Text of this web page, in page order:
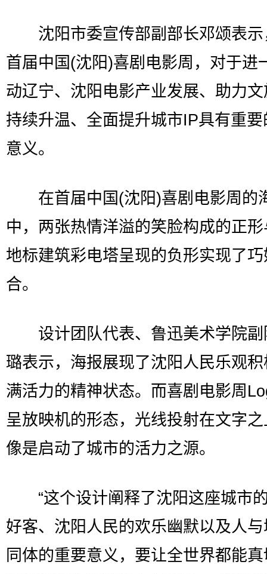
沈阳市委宣传部副部长邓颂表示
首届中国(沈阳)喜剧电影周，对于进
动辽宁、沈阳电影产业发展、助力
持续升温、全面提升城市IP具有重
意义。
在首届中国(沈阳)喜剧电影周的
中，两张热情洋溢的笑脸构成的正
地标建筑彩电塔呈现的负形实现了
合。
设计团队代表、鲁迅美术学院副
璐表示，海报展现了沈阳人民乐观
满活力的精神状态。而喜剧电影周
呈放映机的形态，光线投射在文字
像是启动了城市的活力之源。
“这个设计阐释了沈阳这座城市
好客、沈阳人民的欢乐幽默以及人
同体的重要意义，要让全世界都能